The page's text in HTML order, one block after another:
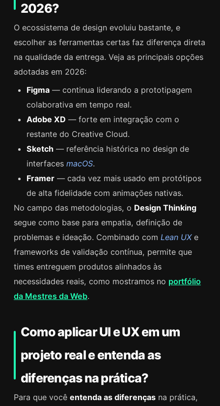
2026?
O ecossistema de design evoluiu bastante, e
escolher as ferramentas certas faz diferença direta
na qualidade da entrega. Veja as principais opções
adotadas em 2026:
Figma — continua liderando a prototipagem
colaborativa em tempo real.
Adobe XD — forte em integração com o
restante do Creative Cloud.
Sketch — referência histórica no design de
interfacesmacOS.
Framer — cada vez mais usado em protótipos
de alta fidelidade com animações nativas.
No campo das metodologias, o Design Thinking
segue como base para empatia, definição de
problemas e ideação. Combinado com Lean UXe
frameworks de validação contínua, permite que
times entreguem produtos alinhados às
necessidades reais, como mostramos no portfólio
da Mestres da Web.
Como aplicar UI e UX em um
projeto real e entenda as
diferenças na prática?
Para que você entenda as diferenças na prática,